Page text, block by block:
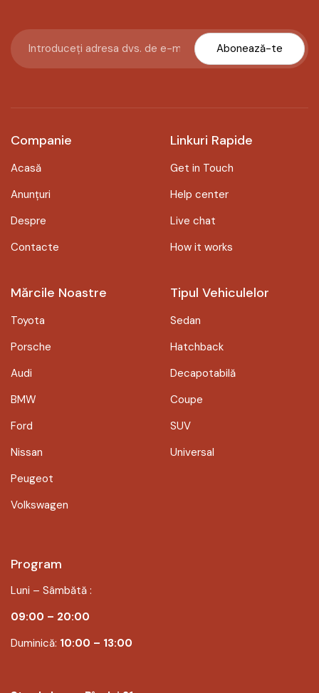
Abonează-te
Companie
Acasă
Anunțuri
Despre
Contacte
Linkuri Rapide
Get in Touch
Help center
Live chat
How it works
Mărcile Noastre
Toyota
Porsche
Audi
BMW
Ford
Nissan
Peugeot
Volkswagen
Tipul Vehiculelor
Sedan
Hatchback
Decapotabilă
Coupe
SUV
Universal
Program
Luni – Sâmbătă :
09:00 – 20:00
Duminică: 10:00 – 13:00